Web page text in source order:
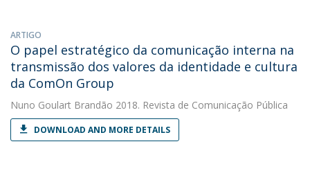
ARTIGO
O papel estratégico da comunicação interna na
transmissão dos valores da identidade e cultura
da ComOn Group
Nuno Goulart Brandão 2018. Revista de Comunicação Pública
DOWNLOAD AND MORE DETAILS